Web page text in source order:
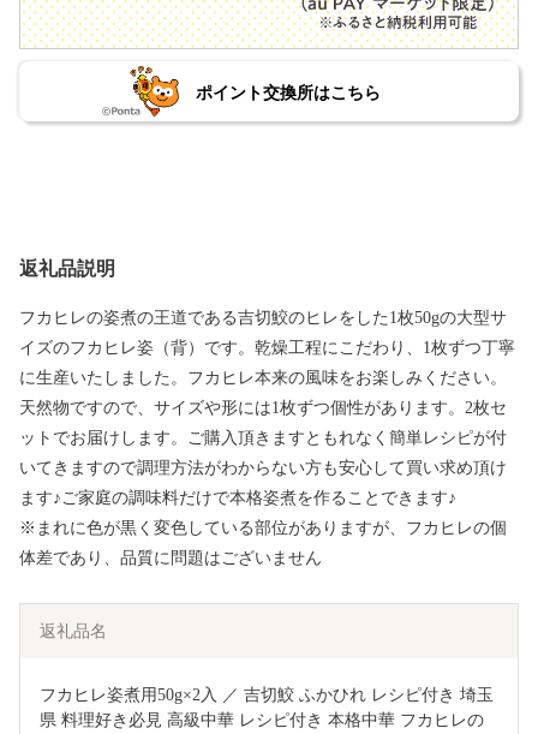
ポイント交換所はこちら
返礼品説明
フカヒレの姿煮の王道である吉切鮫のヒレをした1枚50gの大型サ
イズのフカヒレ姿（背）です。乾燥工程にこだわり、1枚ずつ丁寧
に生産いたしました。フカヒレ本来の風味をお楽しみください。
天然物ですので、サイズや形には1枚ずつ個性があります。2枚セ
ットでお届けします。ご購入頂きますともれなく簡単レシピが付
いてきますので調理方法がわからない方も安心して買い求め頂け
ます♪ご家庭の調味料だけで本格姿煮を作ることできます♪
※まれに色が黒く変色している部位がありますが、フカヒレの個
体差であり、品質に問題はございません
返礼品名
フカヒレ姿煮用50g×2入 ／ 吉切鮫 ふかひれ レシピ付き 埼玉
県 料理好き必見 高級中華 レシピ付き 本格中華 フカヒレの